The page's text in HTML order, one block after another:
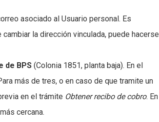
asociado al Usuario personal. Es
la dirección vinculada, puede hacerse
de BPS (Colonia 1851, planta baja). En el
más de tres, o en caso de que tramite un
en el trámite Obtener recibo de cobro. En
cercana.